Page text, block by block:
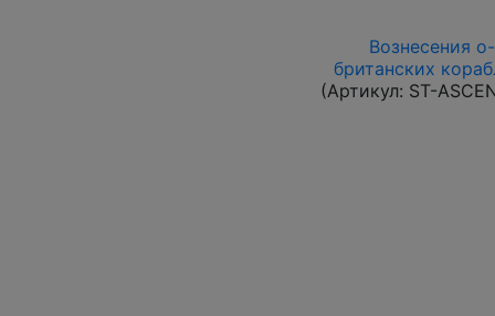
Вознесения
британских
(Артикул: ST-